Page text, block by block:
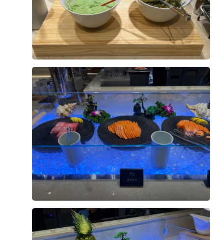
기준에 충족했고! LED스크린이 설치되어있어 식전영상이
나 다른 홀과는 차이를 만들수있는 영상들을 띄울 수 있어
충분히 메리트 있는 베뉴라고 생각했어요!! ​추가적으로 주
차도 1000대 정도 여유공간을 보유하고 있다고 들었고, 식
당도 2군데 나뉘어있기 때문에 하객들이 다른 홀과 섞이지
않는다는 것이 큰 장점으로 다가왔습니다!! 밥이야 리뉴얼
된지 얼마 되지 않았고 저 또한 하객으로 방문했을때 엄청
맛있게 먹었던 기억이 있는지라 조금도 고민하지 않았었구
요!! ​요즘에는 답례품을 주는 웨딩홀이 많이 없는것 같던데
지방에서 오시는 하객들이 많은 저에게는 이것또한 큰 장
점으로 생각이 되었습니다!! 아쉬운점보다는 장점이 너무
커 단번에 당일계약을 할 만큼 충분히 좋은 웨딩홀이라 생
각이 드네요! 다들 성공적인 결혼준비 되시길 바라고 혹시
나 저희의 결혼준비 과정이 궁금하다면 아래 링크 참고해
주세요
밍또1 예식후기
2026-07-21 28명 읽음 + 카페
+1
안녕하세요! 24년 12월 21일에 본식 치룬 헌신입니다.....
2년이 지나기 전에 본식 당일 웨딩홀 연출과 동선, 뷔페 위
주의 실제 후기를 적어보려 합니다 ​ 위치 및 대중교통 상암
DMC 타워 웨딩을 선택한 이유 중 하나는 바로 위치 때문
천 쪽이라 위치상 아주 만족스러웠습니다!! 6호선, 공항철
더 보기